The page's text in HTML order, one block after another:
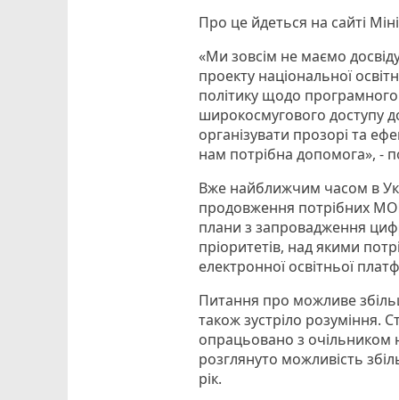
Про це йдеться на сайті
«Ми зовсім не маємо
проекту національної
політику щодо
широкосмугового доступу
організувати прозорі та
нам потрібна допомога», -
Вже найближчим часом в
продовження потрібних
плани з запровадження
пріоритетів, над якими
електронної освітньої
Питання про можливе
також зустріло розуміння.
опрацьовано з очільником
розглянуто можливість
рік.